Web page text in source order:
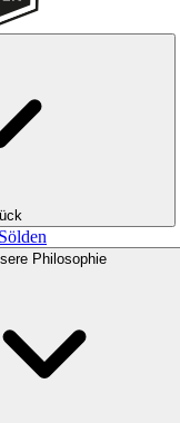
Philosophie